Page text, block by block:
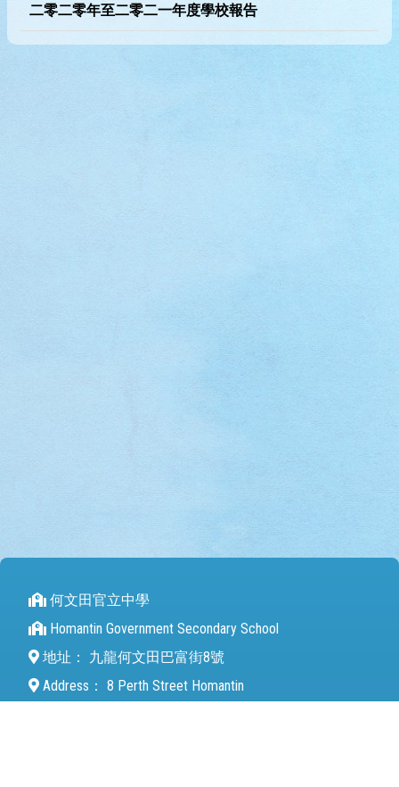
二零二零年至二零二一年度學校報告
何文田官立中學
Homantin Government Secondary School
地址：
九龍何文田巴富街8號
Address： 8 Perth Street Homantin